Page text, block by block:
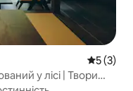
Середня
5 (3)
у лісі | Твори